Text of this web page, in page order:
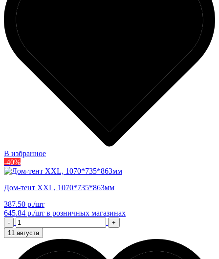
В избранное
-40%
Дом-тент XXL, 1070*735*863мм
387.50 р./шт
645.84 р./шт в розничных магазинах
-
+
11 августа